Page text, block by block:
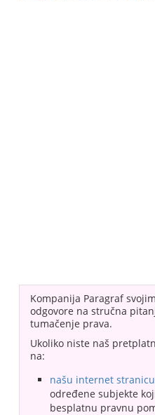
Kompanija Paragraf
odgovore na stručna
tumačenje prava.
Ukoliko niste naš
na:
našu internet stranicu
određene subjekte
besplatnu pravnu